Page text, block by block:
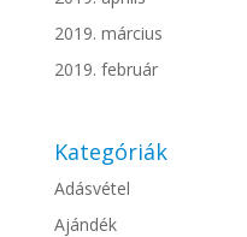
2019. március
2019. február
Kategóriák
Adásvétel
Ajándék